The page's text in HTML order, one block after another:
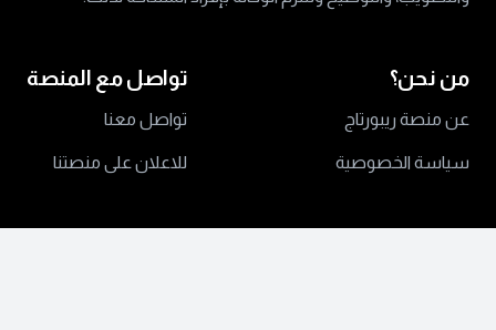
من نحن؟
عن منصة ريبورتاج
سياسة الخصوصية
تواصل مع المنصة
تواصل معنا
للاعلان على منصتنا